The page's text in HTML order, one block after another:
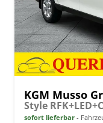
KGM Musso
sofort lieferbar